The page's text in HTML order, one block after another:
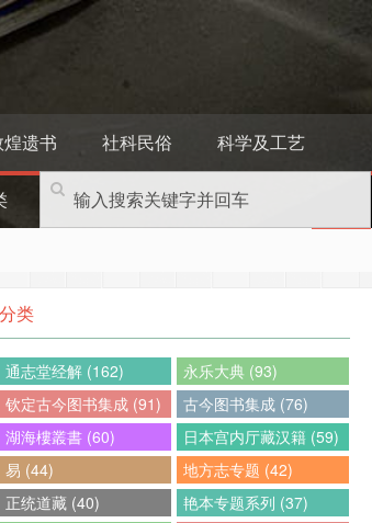
遗书 社科民俗 科学及工艺
分类
通志堂经解 (162)
永乐大典 (93)
钦定古今图书集成 (91)
古今图书集成 (76)
湖海樓叢書 (60)
日本宫内厅藏汉籍 (59)
易 (44)
地方志专题 (42)
正统道藏 (40)
艳本专题系列 (37)